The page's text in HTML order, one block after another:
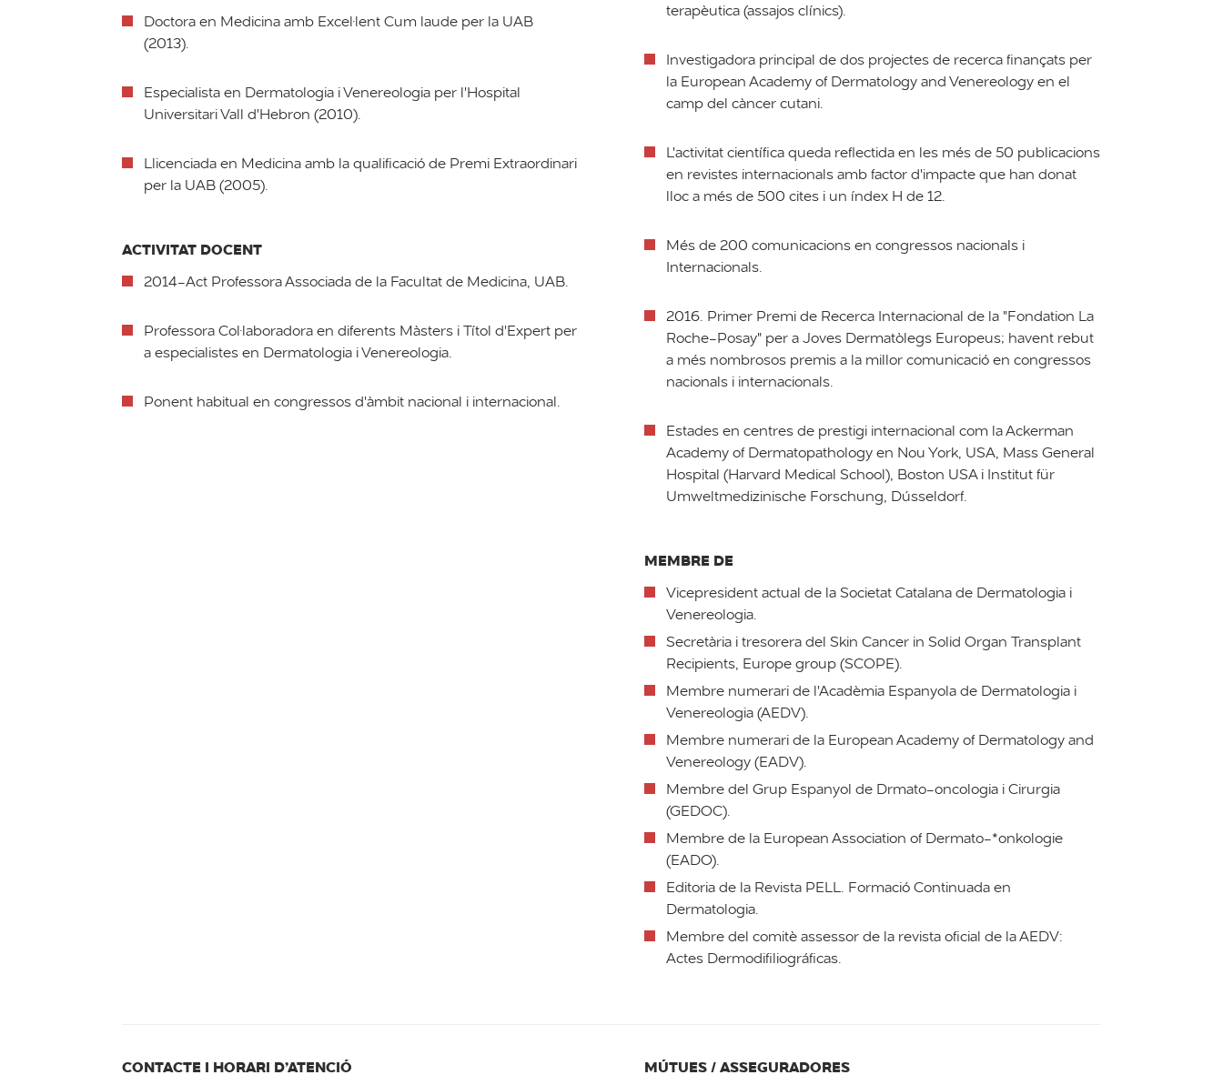
Doctora en Medicina amb Excel·lent Cum laude per la UAB
(2013).
Especialista en Dermatologia i Venereologia per l'Hospital
Universitari Vall d'Hebron (2010).
Llicenciada en Medicina amb la qualificació de Premi Extraordinari
per la UAB (2005).
ACTIVITAT DOCENT
2014-Act Professora Associada de la Facultat de Medicina, UAB.
Professora Col·laboradora en diferents Màsters i Títol d'Expert per
a especialistes en Dermatologia i Venereologia.
Ponent habitual en congressos d'àmbit nacional i internacional.
terapèutica (assajos clínics).
Investigadora principal de dos projectes de recerca finançats per
la European Academy of Dermatology and Venereology en el
camp del càncer cutani.
L'activitat científica queda reflectida en les més de 50 publicacions
en revistes internacionals amb factor d'impacte que han donat
lloc a més de 500 cites i un índex H de 12.
Més de 200 comunicacions en congressos nacionals i
Internacionals.
2016. Primer Premi de Recerca Internacional de la "Fondation La
Roche-Posay" per a Joves Dermatòlegs Europeus; havent rebut
a més nombrosos premis a la millor comunicació en congressos
nacionals i internacionals.
Estades en centres de prestigi internacional com la Ackerman
Academy of Dermatopathology en Nou York, USA, Mass General
Hospital (Harvard Medical School), Boston USA i Institut für
Umweltmedizinische Forschung, Dússeldorf.
MEMBRE DE
Vicepresident actual de la Societat Catalana de Dermatologia i
Venereologia.
Secretària i tresorera del Skin Cancer in Solid Organ Transplant
Recipients, Europe group (SCOPE).
Membre numerari de l'Acadèmia Espanyola de Dermatologia i
Venereologia (AEDV).
Membre numerari de la European Academy of Dermatology and
Venereology (EADV).
Membre del Grup Espanyol de Drmato-oncologia i Cirurgia
(GEDOC).
Membre de la European Association of Dermato-*onkologie
(EADO).
Editoria de la Revista PELL. Formació Continuada en
Dermatologia.
Membre del comitè assessor de la revista oficial de la AEDV:
Actes Dermodifiliográficas.
CONTACTE I HORARI D’ATENCIÓ MÚTUES / ASSEGURADORES